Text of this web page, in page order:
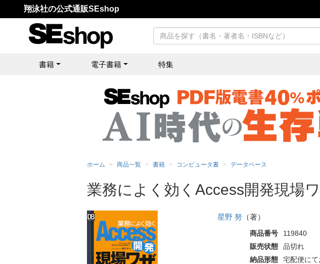
翔泳社の公式通販SEshop
書籍 電子書籍 特集
ホーム 商品一覧 書籍 コンピュータ書 データベース
業務によく効くAccess開発現場
星野 努 （著）
商品番号
119840
販売状態
品切れ
納品形態
宅配便にて